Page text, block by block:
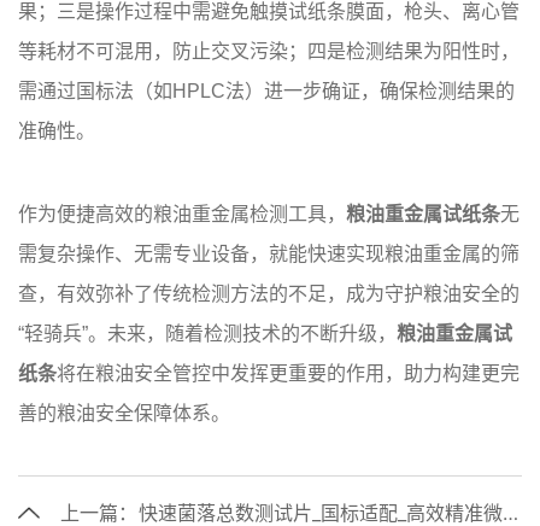
果；三是操作过程中需避免触摸试纸条膜面，枪头、离心管
等耗材不可混用，防止交叉污染；四是检测结果为阳性时，
需通过国标法（如HPLC法）进一步确证，确保检测结果的
准确性。
作为便捷高效的粮油重金属检测工具， 粮油重金属试纸条无
需复杂操作、无需专业设备，就能快速实现粮油重金属的筛
查，有效弥补了传统检测方法的不足，成为守护粮油安全的
“轻骑兵”。未来，随着检测技术的不断升级， 粮油重金属试
纸条将在粮油安全管控中发挥更重要的作用，助力构建更完
善的粮油安全保障体系。
上一篇： 快速菌落总数测试片_国标适配_高效精准微生物检测耗材